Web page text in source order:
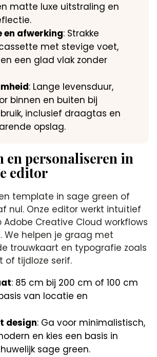
matte luxe uitstraling en
en afwerking: Strakke
met stevige voet,
een glad vlak zonder
: Lange levensduur,
binnen en buiten bij
inclusief draagtas en
opslag.
en personaliseren in
editor
template in sage green of
nul. Onze editor werkt intuïtief
Creative Cloud workflows
We helpen je graag met
trouwkaart en typografie zoals
of tijdloze serif.
: 85 cm bij 200 cm of 100 cm
van locatie en
design: Ga voor minimalistisch,
en kies een basis in
sage green.